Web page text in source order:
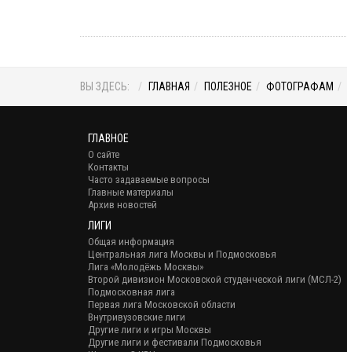
ВЫ ЗДЕСЬ: ГЛАВНАЯ ПОЛЕЗНОЕ ФОТОГРАФАМ
ГЛАВНОЕ
О сайте
Контакты
Часто задаваемые вопросы
Главные материалы
Архив новостей
ЛИГИ
Общая информация
Центральная лига Москвы и Подмосковья
Лига «Молодёжь Москвы»
Второй дивизион Московской студенческой лиги (МСЛ-2)
Подмосковная лига
Первая лига Московской области
Внутривузовские лиги
Другие лиги и игры Москвы
Другие лиги и фестивали Подмосковья